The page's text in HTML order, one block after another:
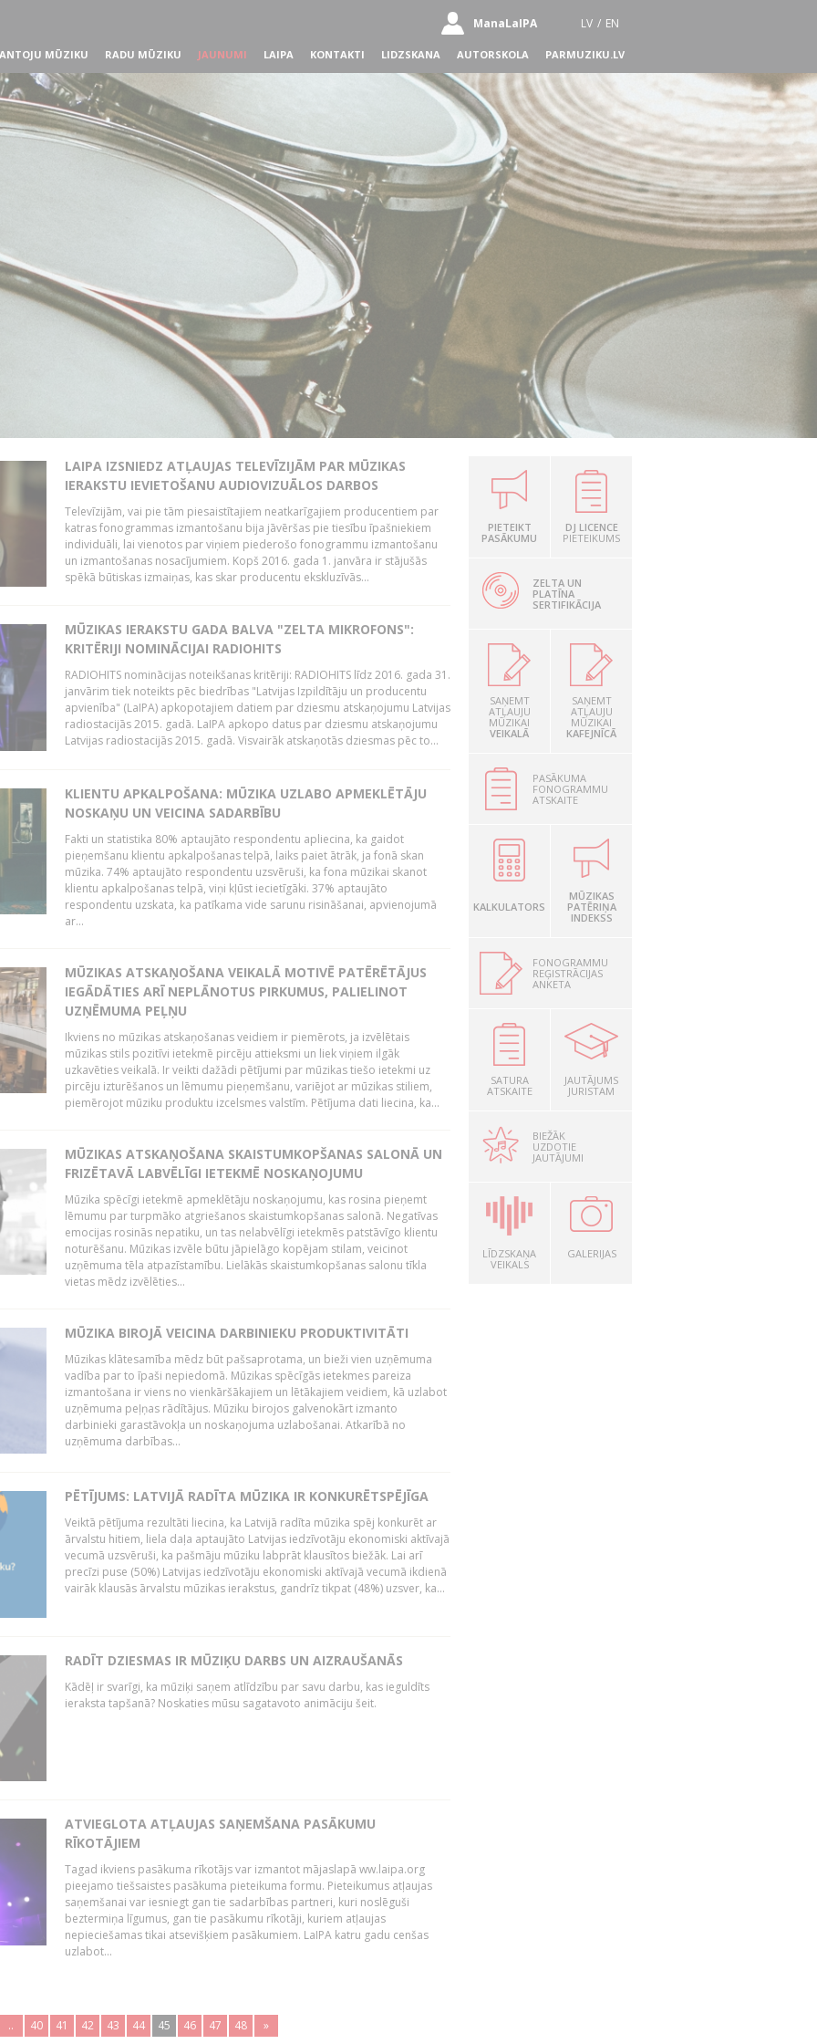
ManaLaIPA LV / EN
MŪZIKU RADU MŪZIKU JAUNUMI LAIPA KONTAKTI LIDZSKANA AUTORSKOLA PARMUZIKU.LV
LAIPA IZSNIEDZ ATĻAUJAS TELEVĪZIJĀM PAR MŪZIKAS
IERAKSTU IEVIETOŠANU AUDIOVIZUĀLOS DARBOS
Televīzijām, vai pie tām piesaistītajiem neatkarīgajiem producentiem par
katras fonogrammas izmantošanu bija jāvēršas pie tiesību īpašniekiem
individuāli, lai vienotos par viņiem piederošo fonogrammu izmantošanu
un izmantošanas nosacījumiem. Kopš 2016. gada 1. janvāra ir stājušās
spēkā būtiskas izmaiņas, kas skar producentu ekskluzīvās...
MŪZIKAS IERAKSTU GADA BALVA "ZELTA MIKROFONS":
KRITĒRIJI NOMINĀCIJAI RADIOHITS
RADIOHITS nominācijas noteikšanas kritēriji: RADIOHITS līdz 2016. gada 31.
janvārim tiek noteikts pēc biedrības "Latvijas Izpildītāju un producentu
apvienība" (LaIPA) apkopotajiem datiem par dziesmu atskaņojumu Latvijas
radiostacijās 2015. gadā. LaIPA apkopo datus par dziesmu atskaņojumu
Latvijas radiostacijās 2015. gadā. Visvairāk atskaņotās dziesmas pēc to...
KLIENTU APKALPOŠANA: MŪZIKA UZLABO APMEKLĒTĀJU
NOSKAŅU UN VEICINA SADARBĪBU
Fakti un statistika 80% aptaujāto respondentu apliecina, ka gaidot
pieņemšanu klientu apkalpošanas telpā, laiks paiet ātrāk, ja fonā skan
mūzika. 74% aptaujāto respondentu uzsvēruši, ka fona mūzikai skanot
klientu apkalpošanas telpā, viņi kļūst iecietīgāki. 37% aptaujāto
respondentu uzskata, ka patīkama vide sarunu risināšanai, apvienojumā
ar...
MŪZIKAS ATSKAŅOŠANA VEIKALĀ MOTIVĒ PATĒRĒTĀJUS
IEGĀDĀTIES ARĪ NEPLĀNOTUS PIRKUMUS, PALIELINOT
UZŅĒMUMA PEĻŅU
Ikviens no mūzikas atskaņošanas veidiem ir piemērots, ja izvēlētais
mūzikas stils pozitīvi ietekmē pircēju attieksmi un liek viņiem ilgāk
uzkavēties veikalā. Ir veikti dažādi pētījumi par mūzikas tiešo ietekmi uz
pircēju izturēšanos un lēmumu pieņemšanu, variējot ar mūzikas stiliem,
piemērojot mūziku produktu izcelsmes valstīm. Pētījuma dati liecina, ka...
MŪZIKAS ATSKAŅOŠANA SKAISTUMKOPŠANAS SALONĀ UN
FRIZĒTAVĀ LABVĒLĪGI IETEKMĒ NOSKAŅOJUMU
Mūzika spēcīgi ietekmē apmeklētāju noskaņojumu, kas rosina pieņemt
lēmumu par turpmāko atgriešanos skaistumkopšanas salonā. Negatīvas
emocijas rosinās nepatiku, un tas nelabvēlīgi ietekmēs patstāvīgo klientu
noturēšanu. Mūzikas izvēle būtu jāpielāgo kopējam stilam, veicinot
uzņēmuma tēla atpazīstamību. Lielākās skaistumkopšanas salonu tīkla
vietas mēdz izvēlēties...
MŪZIKA BIROJĀ VEICINA DARBINIEKU PRODUKTIVITĀTI
Mūzikas klātesamība mēdz būt pašsaprotama, un bieži vien uzņēmuma
vadība par to īpaši nepiedomā. Mūzikas spēcīgās ietekmes pareiza
izmantošana ir viens no vienkāršākajiem un lētākajiem veidiem, kā uzlabot
uzņēmuma peļņas rādītājus. Mūziku birojos galvenokārt izmanto
darbinieki garastāvokļa un noskaņojuma uzlabošanai. Atkarībā no
uzņēmuma darbības...
PĒTĪJUMS: LATVIJĀ RADĪTA MŪZIKA IR KONKURĒTSPĒJĪGA
Veiktā pētījuma rezultāti liecina, ka Latvijā radīta mūzika spēj konkurēt ar
ārvalstu hitiem, liela daļa aptaujāto Latvijas iedzīvotāju ekonomiski aktīvajā
vecumā uzsvēruši, ka pašmāju mūziku labprāt klausītos biežāk. Lai arī
precīzi puse (50%) Latvijas iedzīvotāju ekonomiski aktīvajā vecumā ikdienā
vairāk klausās ārvalstu mūzikas ierakstus, gandrīz tikpat (48%) uzsver, ka...
RADĪT DZIESMAS IR MŪZIĶU DARBS UN AIZRAUŠANĀS
Kādēļ ir svarīgi, ka mūziķi saņem atlīdzību par savu darbu, kas ieguldīts
ieraksta tapšanā? Noskaties mūsu sagatavoto animāciju šeit.
ATVIEGLOTA ATĻAUJAS SAŅEMŠANA PASĀKUMU
RĪKOTĀJIEM
Tagad ikviens pasākuma rīkotājs var izmantot mājaslapā ww.laipa.org
pieejamo tiešsaistes pasākuma pieteikuma formu. Pieteikumus atļaujas
saņemšanai var iesniegt gan tie sadarbības partneri, kuri noslēguši
beztermiņa līgumus, gan tie pasākumu rīkotāji, kuriem atļaujas
nepieciešamas tikai atsevišķiem pasākumiem. LaIPA katru gadu cenšas
uzlabot...
.. 40 41 42 43 44 45 46 47 48 »
PIETEIKT
PASĀKUMU
DJ LICENCE
PIETEIKUMS
ZELTA UN
PLATĪNA
SERTIFIKĀCIJA
SAŅEMT
ATĻAUJU
MŪZIKAI
VEIKALĀ
SAŅEMT
ATĻAUJU
MŪZIKAI
KAFEJNĪCĀ
PASĀKUMA
FONOGRAMMU
ATSKAITE
KALKULATORS
MŪZIKAS
PATĒRIŅA
INDEKSS
FONOGRAMMU
REĢISTRĀCIJAS
ANKETA
SATURA
ATSKAITE
JAUTĀJUMS
JURISTAM
BIEŽĀK
UZDOTIE
JAUTĀJUMI
LĪDZSKAŅA
VEIKALS
GALERIJAS